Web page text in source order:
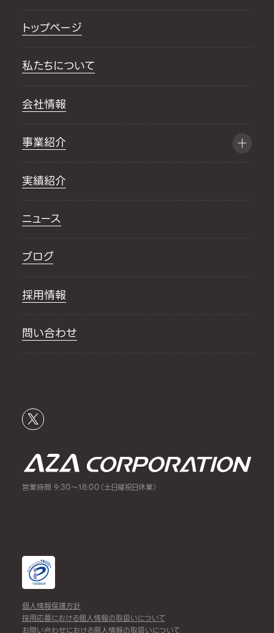
トップページ
私たちについて
会社情報
事業紹介
実績紹介
ニュース
ブログ
採用情報
問い合わせ
営業時間 9:30～18:00（土日曜祝日休業）
個人情報保護方針
採用応募における個人情報の取扱いについて
お問い合わせにおける個人情報の取扱いについて